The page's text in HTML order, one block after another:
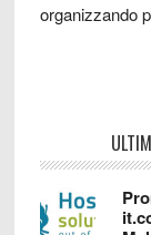
organizzando